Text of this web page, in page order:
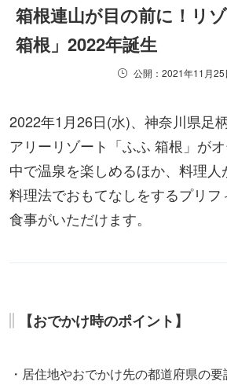
箱根連山が目の前に！リ
箱根」2022年誕生
公開：2021年11月25
2022年1月26日(水)、神奈川県足
アリーリゾート「ふふ 箱根」が
中で温泉を楽しめるほか、料理人
料理法でおもてなしをするプリ
食事がいただけます。
【おでかけ時のポイント】
・居住地やおでかけ先の都道府県の